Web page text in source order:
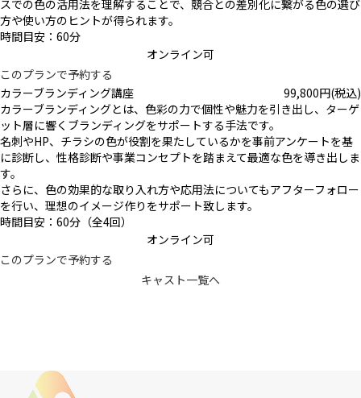
スでの色の活用法を理解することで、競合との差別化に繋がる色の選び
方や使い方のヒントが得られます。
時間目安：60分
オンライン可
このプランで予約する
カラーブランディング講座
99,800円(税込)
カラーブランディングとは、色彩の力で個性や魅力を引き出し、ターゲ
ット層に響くブランディングをサポートする手法です。
名刺やHP、チラシの色が役割を果たしているかを事前アンケートを基
に診断し、性格診断や事業コンセプトを踏まえて最適な色を導き出しま
す。
さらに、色の効果的な取り入れ方や応用法についてもアフターフォロー
を行い、理想のイメージ作りをサポート致します。
時間目安：60分（全4回）
オンライン可
このプランで予約する
キャスト一覧へ